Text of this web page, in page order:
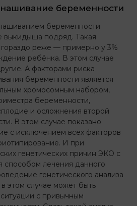
беременности
беременности
выкидыша подряд. Такая
гораздо реже — примерно у 3%
ребёнка. В этом случае
А факторами риска
беременности является
хромосомным набором,
беременности,
и осложнения второй
В этом случае показано
с исключением всех факторов
И при
генетических причин ЭКО с
способом лечения данного
генетического анализа
этом случае может быть
с привычным